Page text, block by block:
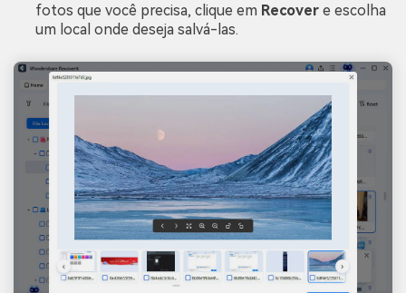
fotos que você precisa, clique em Recover e escolha
um local onde deseja salvá-las.